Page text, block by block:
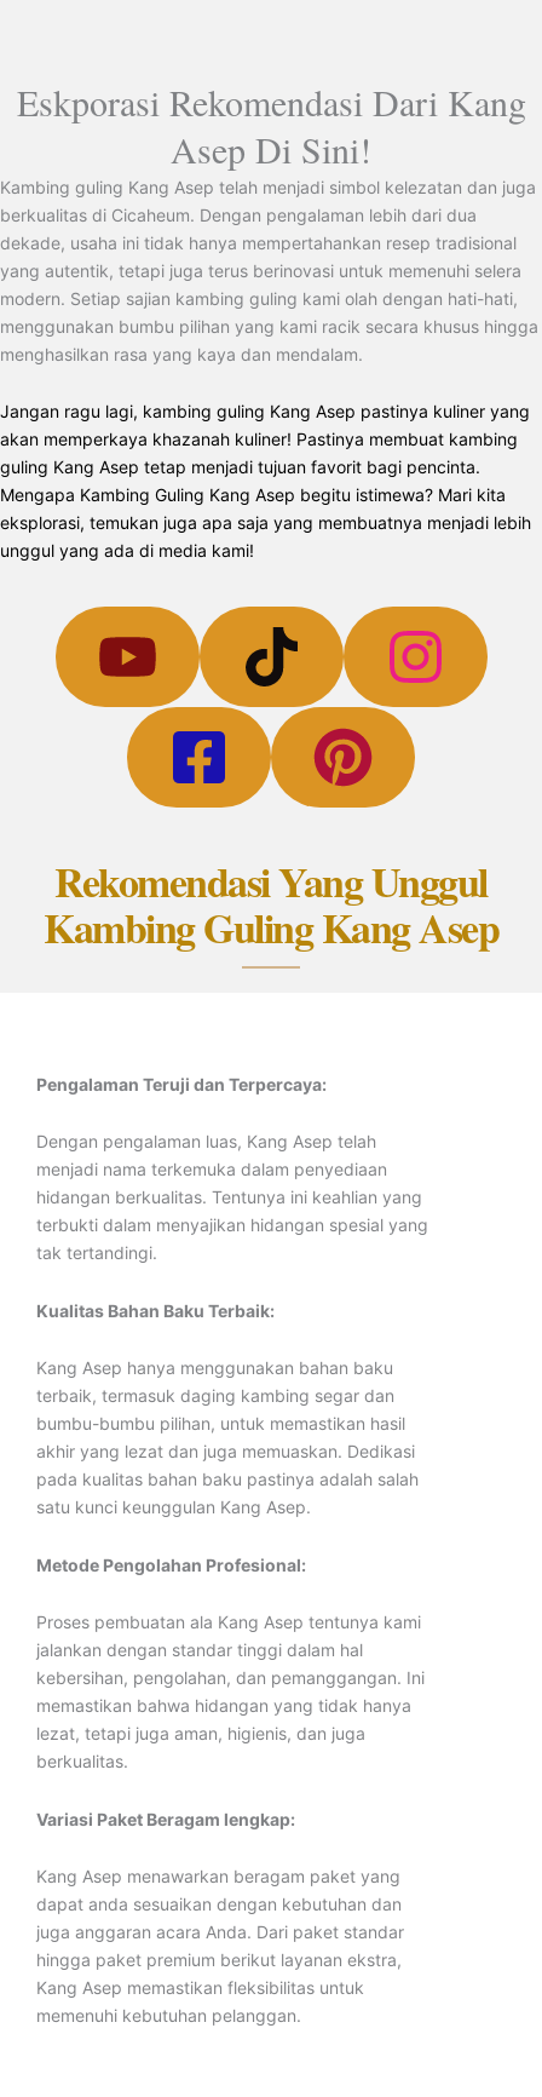
Eskporasi Rekomendasi Dari Kang
Asep Di Sini!
Kambing guling Kang Asep telah menjadi simbol kelezatan dan juga
berkualitas di Cicaheum. Dengan pengalaman lebih dari dua
dekade, usaha ini tidak hanya mempertahankan resep tradisional
yang autentik, tetapi juga terus berinovasi untuk memenuhi selera
modern. Setiap sajian kambing guling kami olah dengan hati-hati,
menggunakan bumbu pilihan yang kami racik secara khusus hingga
menghasilkan rasa yang kaya dan mendalam.
Jangan ragu lagi, kambing guling Kang Asep pastinya kuliner yang
akan memperkaya khazanah kuliner! Pastinya membuat kambing
guling Kang Asep tetap menjadi tujuan favorit bagi pencinta.
Mengapa Kambing Guling Kang Asep begitu istimewa? Mari kita
eksplorasi, temukan juga apa saja yang membuatnya menjadi lebih
unggul yang ada di media kami!
Rekomendasi Yang Unggul
Kambing Guling Kang Asep
Pengalaman Teruji dan Terpercaya:
Dengan pengalaman luas, Kang Asep telah
menjadi nama terkemuka dalam penyediaan
hidangan berkualitas. Tentunya ini keahlian yang
terbukti dalam menyajikan hidangan spesial yang
tak tertandingi.
Kualitas Bahan Baku Terbaik:
Kang Asep hanya menggunakan bahan baku
terbaik, termasuk daging kambing segar dan
bumbu-bumbu pilihan, untuk memastikan hasil
akhir yang lezat dan juga memuaskan. Dedikasi
pada kualitas bahan baku pastinya adalah salah
satu kunci keunggulan Kang Asep.
Metode Pengolahan Profesional:
Proses pembuatan ala Kang Asep tentunya kami
jalankan dengan standar tinggi dalam hal
kebersihan, pengolahan, dan pemanggangan. Ini
memastikan bahwa hidangan yang tidak hanya
lezat, tetapi juga aman, higienis, dan juga
berkualitas.
Variasi Paket Beragam lengkap:
Kang Asep menawarkan beragam paket yang
dapat anda sesuaikan dengan kebutuhan dan
juga anggaran acara Anda. Dari paket standar
hingga paket premium berikut layanan ekstra,
Kang Asep memastikan fleksibilitas untuk
memenuhi kebutuhan pelanggan.